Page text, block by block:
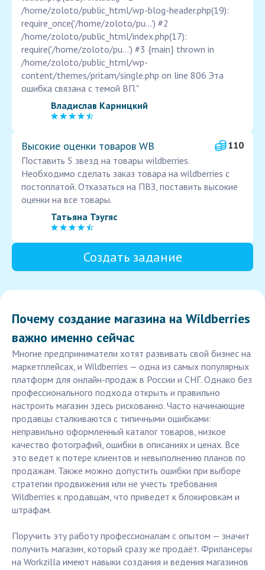
/home/zoloto/public_html/wp-blog-header.php(19):
require_once('/home/zoloto/pu...') #2
/home/zoloto/public_html/index.php(17):
require('/home/zoloto/pu...') #3 {main} thrown in
/home/zoloto/public_html/wp-
content/themes/pritam/single.php on line 806 Эта
ошибка связана с темой ВП."
Владислав Карницкий
Высокие оценки товаров WB
110
Поставить 5 звезд на товары wildberries.
Необходимо сделать заказ товара на wildberries с
постоплатой. Отказаться на ПВЗ, поставить высокие
оценки на все товары.
Татьяна Тэугяс
Создать задание
Почему создание магазина на Wildberries
важно именно сейчас
Многие предприниматели хотят развивать свой бизнес на
маркетплейсах, и Wildberries — одна из самых популярных
платформ для онлайн-продаж в России и СНГ. Однако без
профессионального подхода открыть и правильно
настроить магазин здесь рискованно. Часто начинающие
продавцы сталкиваются с типичными ошибками:
неправильно оформленный каталог товаров, низкое
качество фотографий, ошибки в описаниях и ценах. Все
это ведет к потере клиентов и невыполнению планов по
продажам. Также можно допустить ошибки при выборе
стратегии продвижения или не учесть требования
Wildberries к продавцам, что приведет к блокировкам и
штрафам.
Поручить эту работу профессионалам с опытом — значит
получить магазин, который сразу же продаёт. Фрилансеры
на Workzilla имеют навыки создания и ведения магазинов